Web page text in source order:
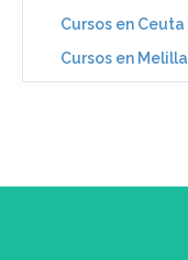
Cursos en Ceuta
Cursos en Melilla